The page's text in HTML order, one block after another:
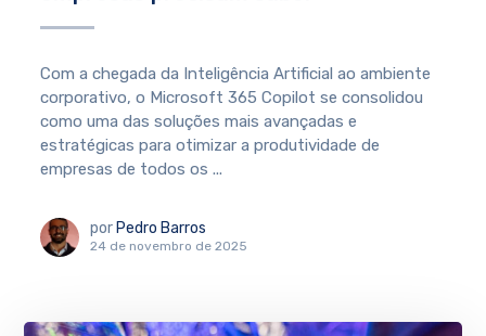
Com a chegada da Inteligência Artificial ao ambiente
corporativo, o Microsoft 365 Copilot se consolidou
como uma das soluções mais avançadas e
estratégicas para otimizar a produtividade de
empresas de todos os ...
por Pedro Barros
24 de novembro de 2025